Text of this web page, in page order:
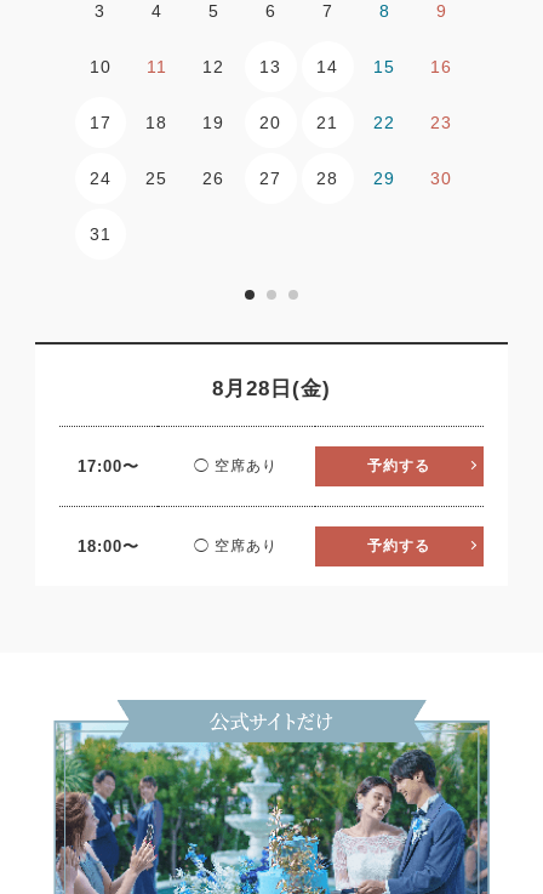
3 4 5 6 7 8 9
10 11 12 13 14 15 16
17 18 19 20 21 22 23
24 25 26 27 28 29 30
31
8月28日(金)
17:00〜 ◯ 空席あり 予約する
18:00〜 ◯ 空席あり 予約する